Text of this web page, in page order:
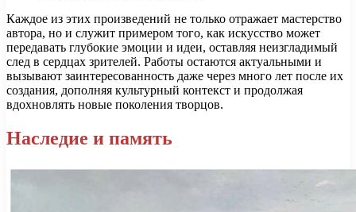
Каждое из этих произведений не только отражает мастерство
автора, но и служит примером того, как искусство может
передавать глубокие эмоции и идеи, оставляя неизгладимый
след в сердцах зрителей. Работы остаются актуальными и
вызывают заинтересованность даже через много лет после их
создания, дополняя культурный контекст и продолжая
вдохновлять новые поколения творцов.
Наследие и память